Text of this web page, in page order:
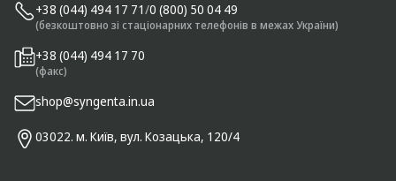
+38 (044) 494 17 71/0 (800) 50 04 49
(безкоштовно зі стаціонарних телефонів в межах України)
+38 (044) 494 17 70
(факс)
shop@syngenta.in.ua
03022. м. Київ, вул. Козацька, 120/4